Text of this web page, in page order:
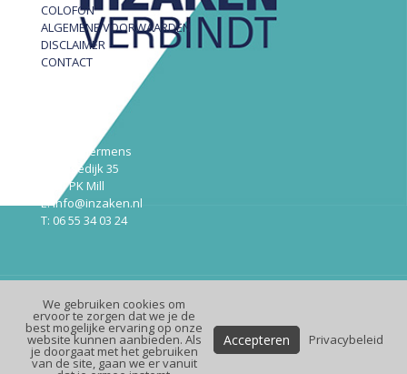
COLOFON
ALGEMENE VOORWAARDEN
DISCLAIMER
CONTACT
Robert Hermens
Udensedijk 35
5451 PK Mill
E: info@inzaken.nl
T: 06 55 34 03 24
© InZaken.nl
Design:Maek| Website: Premium Online
We gebruiken cookies om
ervoor te zorgen dat we je de
best mogelijke ervaring op onze
website kunnen aanbieden. Als
je doorgaat met het gebruiken
van de site, gaan we er vanuit
Accepteren Privacybeleid